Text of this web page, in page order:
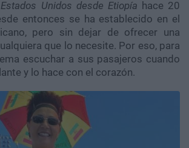
Unidos desde Etiopía hace 20
entonces se ha establecido en el
pero sin dejar de ofrecer una
que lo necesite. Por eso, para
escuchar a sus pasajeros cuando
y lo hace con el corazón.